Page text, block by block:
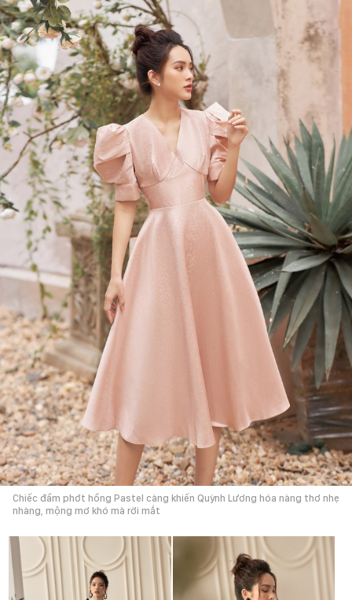
Chiếc đầm phớt hồng Pastel càng khiến Quỳnh Lương hóa nàng thơ nhẹ
nhàng, mộng mơ khó mà rời mắt